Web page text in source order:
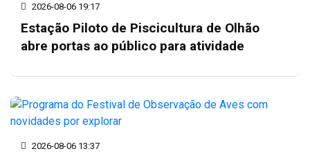
2026-08-06 19:17
Estação Piloto de Piscicultura de Olhão
abre portas ao público para atividade
2026-08-06 13:37